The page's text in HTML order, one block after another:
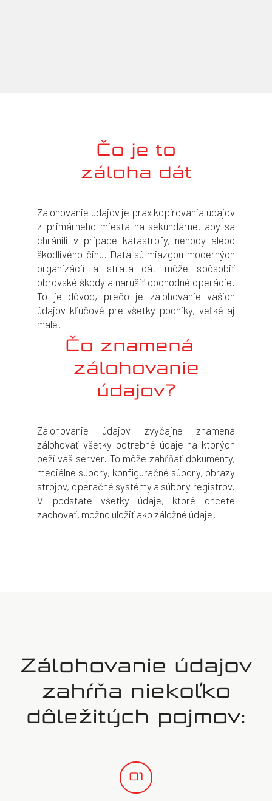
Čo je to
záloha dát
Zálohovanie údajov je prax kopírovania údajov
z primárneho miesta na sekundárne, aby sa
chránili v prípade katastrofy, nehody alebo
škodlivého činu. Dáta sú miazgou moderných
organizácií a strata dát môže spôsobiť
obrovské škody a narušiť obchodné operácie.
To je dôvod, prečo je zálohovanie vašich
údajov kľúčové pre všetky podniky, veľké aj
malé.
Čo znamená
zálohovanie
údajov?
Zálohovanie údajov zvyčajne znamená
zálohovať všetky potrebné údaje na ktorých
beží váš server. To môže zahŕňať dokumenty,
mediálne súbory, konfiguračné súbory, obrazy
strojov, operačné systémy a súbory registrov.
V podstate všetky údaje, ktoré chcete
zachovať, možno uložiť ako záložné údaje.
Zálohovanie údajov
zahŕňa niekoľko
dôležitých pojmov:
01